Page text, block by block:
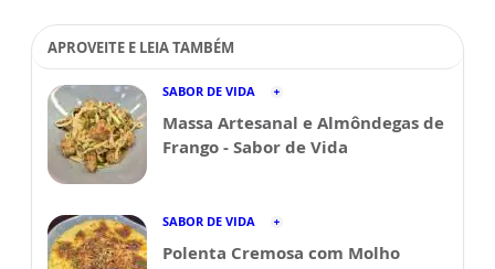
APROVEITE E LEIA TAMBÉM
SABOR DE VIDA
Massa Artesanal e Almôndegas de
Frango - Sabor de Vida
SABOR DE VIDA
Polenta Cremosa com Molho